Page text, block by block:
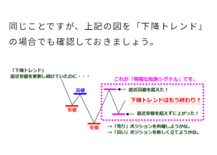
同じことですが、上記の図を「下降トレンド」
の場合でも確認しておきましょう。